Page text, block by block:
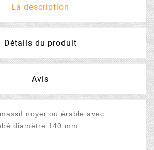
La description
Détails du produit
Avis
noyer ou érable avec
diamètre 140 mm